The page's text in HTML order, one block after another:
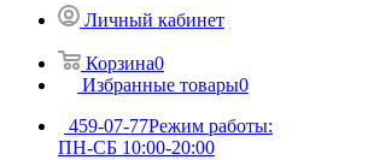
Личный кабинет
Корзина0
Избранные товары0
459-07-77Режим работы:
ПН-СБ 10:00-20:00